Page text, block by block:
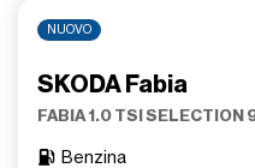
NUOVO
SKODA Fabia
FABIA 1.0 TSI SELECTION
Benzina